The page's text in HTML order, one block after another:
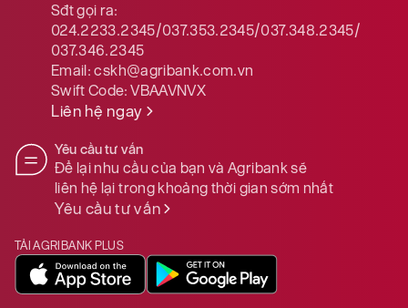
Sđt gọi ra:
024.2233.2345/037.353.2345/037.348.2345/
037.346.2345
Email:cskh@agribank.com.vn
Swift Code:VBAAVNVX
Liên hệ ngay
Yêu cầu tư vấn
Để lại nhu cầu của bạn và Agribank sẽ
liên hệ lại trong khoảng thời gian sớm nhất
Yêu cầu tư vấn
TẢI AGRIBANK PLUS